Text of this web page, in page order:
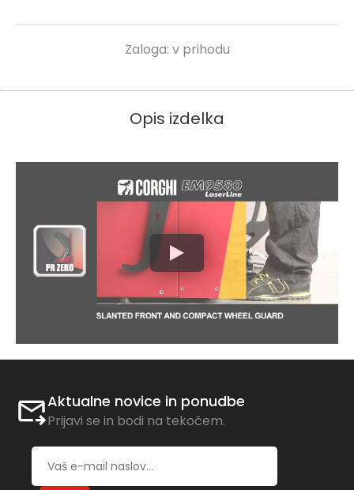
Zaloga: v prihodu
Opis izdelka
Aktualne novice in ponudbe
Prijavi se in bodi na tekočem.